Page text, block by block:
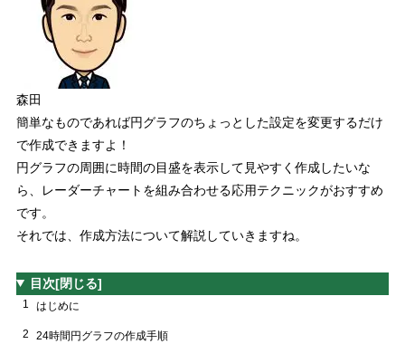
森田
簡単なものであれば円グラフのちょっとした設定を変更するだけ
で作成できますよ！
円グラフの周囲に時間の目盛を表示して見やすく作成したいな
ら、レーダーチャートを組み合わせる応用テクニックがおすすめ
です。
それでは、作成方法について解説していきますね。
目次[閉じる]
1 はじめに
2 24時間円グラフの作成手順